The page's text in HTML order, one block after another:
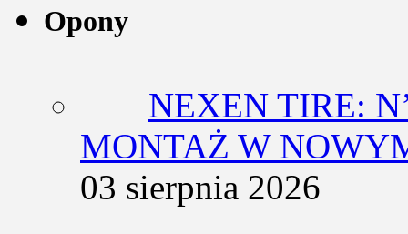
Opony
NEXEN TIRE:
MONTAŻ W
03 sierpnia 2026